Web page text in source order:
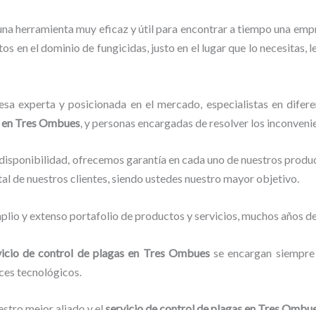
herramienta muy eficaz y útil para encontrar a tiempo una
en el dominio de fungicidas, justo en el lugar que lo
experta y posicionada en el mercado, especialistas en
en Tres Ombues , y personas encargadas de resolver los
ofrecemos garantía en cada uno de nuestros
de nuestros clientes, siendo ustedes nuestro mayor objetivo.
y extenso portafolio de productos y servicios, muchos años
de control de plagas en Tres Ombuesse encargan
tecnológicos.